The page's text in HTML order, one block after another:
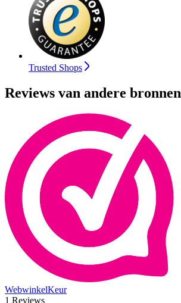
Trusted Shops
Reviews van andere bronnen
WebwinkelKeur
1 Reviews